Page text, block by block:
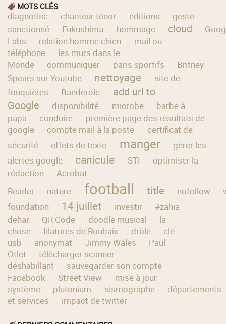
MOTS CLÉS
diagnotisc chanteur ténor éditions
geste
sanctionné
Fukushima hommage cloud
Labs
relation homme chien
mail ou
téléphone
les murs dans le
Monde
communiquer paris sportifs
Britney
Spears sur Youtube
nettoyage
site de
fouquières
Banderole
add url to
Google
disponibilité microbe
barbe à
papa
conduire
première page des résultats de
google
compte mail à la poste
certificat de
sécurité
effets de texte manger
gérer les
alertes google
canicule STI
optimiser la
rédaction
Acrobat
Reader
nature football title nofollow
foundation
14 juillet investir
#zahia
dehar
QR Code doodle musical
la
chose
filatures de Roubaix drôle
clé
usb
anonymat Jimmy Wales
Paul
Otlet
télécharger scanner
déshabillant
sauvegarder son compte
Facebook
Street View
mise à jour
système
plutonium sismographe
départements
et services
impact de twitter